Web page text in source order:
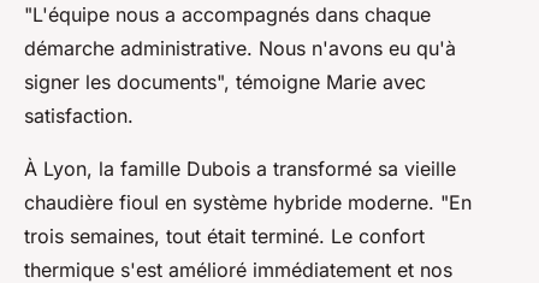
"L'équipe nous a accompagnés dans chaque
démarche administrative. Nous n'avons eu qu'à
signer les documents", témoigne Marie avec
satisfaction.
À Lyon, la famille Dubois a transformé sa vieille
chaudière fioul en système hybride moderne. "En
trois semaines, tout était terminé. Le confort
thermique s'est amélioré immédiatement et nos